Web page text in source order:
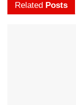
Related Posts